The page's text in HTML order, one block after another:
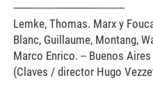
----------------------------------------
Lemke, Thomas. Marx y
Blanc, Guillaume, Montang,
Marco Enrico. -- Buenos
(Claves / director Hugo